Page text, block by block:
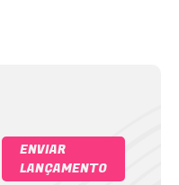
ENVIAR
LANÇAMENTO